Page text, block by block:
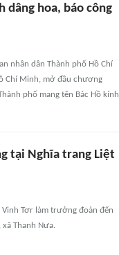
dâng hoa, báo công
nhân dân Thành phố Hồ Chí
Chí Minh, mở đầu chương
phố mang tên Bác Hồ kính
tại Nghĩa trang Liệt
Tơr làm trưởng đoàn đến
Thanh Nưa.